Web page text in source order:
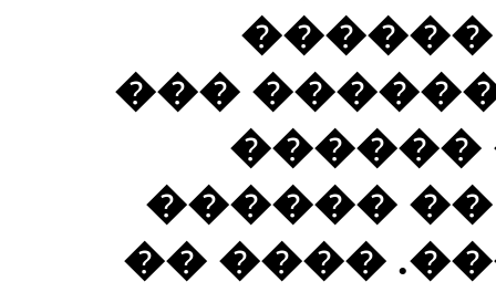
��
�����
��
�������
���� ����